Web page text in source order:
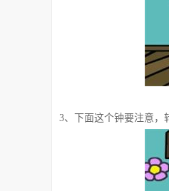
3、下面这个钟要注意，